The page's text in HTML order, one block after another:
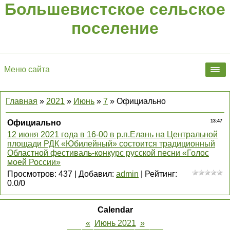
Большевистское сельское
поселение
Меню сайта
Главная » 2021 » Июнь » 7 » Официально
13:47
Официально
12 июня 2021 года в 16-00 в р.п.Елань на Центральной
площади РДК «Юбилейный» состоится традиционный
Областной фестиваль-конкурс русской песни «Голос
моей России»
Просмотров: 437 Добавил: admin Рейтинг:
0.0/0
Calendar
«
Июнь 2021 »